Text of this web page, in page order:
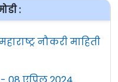
करार
मालिकेपासून भारतीय
मास्टरकार्ड
स्वत: आपले सर्व
:
नौकरी माहिती